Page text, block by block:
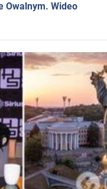
Owalnym. Wideo